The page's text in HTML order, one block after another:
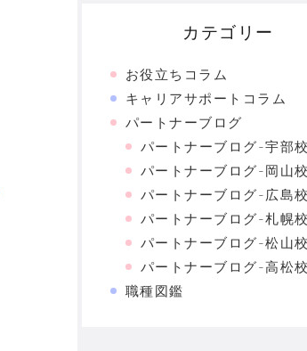
カテゴリー
お役立ちコラム
キャリアサポートコラム
パートナーブログ
パートナーブログ-宇部校
パートナーブログ-岡山校
パートナーブログ-広島校
パートナーブログ-札幌校
パートナーブログ-松山校
パートナーブログ-高松校
職種図鑑